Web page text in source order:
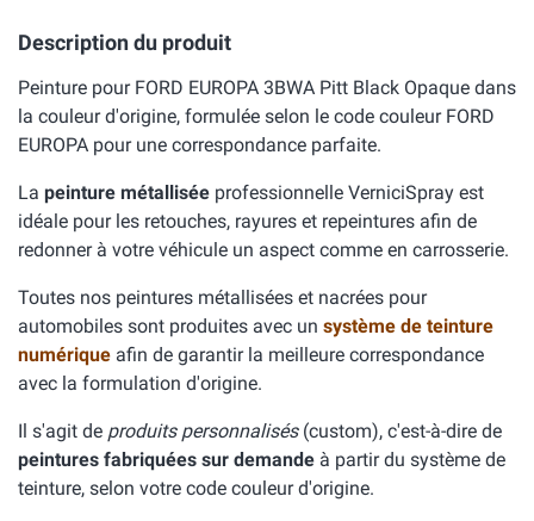
Description du produit
Peinture pour FORD EUROPA 3BWA Pitt Black Opaque dans
la couleur d'origine, formulée selon le code couleur FORD
EUROPA pour une correspondance parfaite.
La peinture métallisée professionnelle VerniciSpray est
idéale pour les retouches, rayures et repeintures afin de
redonner à votre véhicule un aspect comme en carrosserie.
Toutes nos peintures métallisées et nacrées pour
automobiles sont produites avec un système de teinture
numérique afin de garantir la meilleure correspondance
avec la formulation d'origine.
Il s'agit de produits personnalisés(custom), c'est-à-dire de
peintures fabriquées sur demande à partir du système de
teinture, selon votre code couleur d'origine.